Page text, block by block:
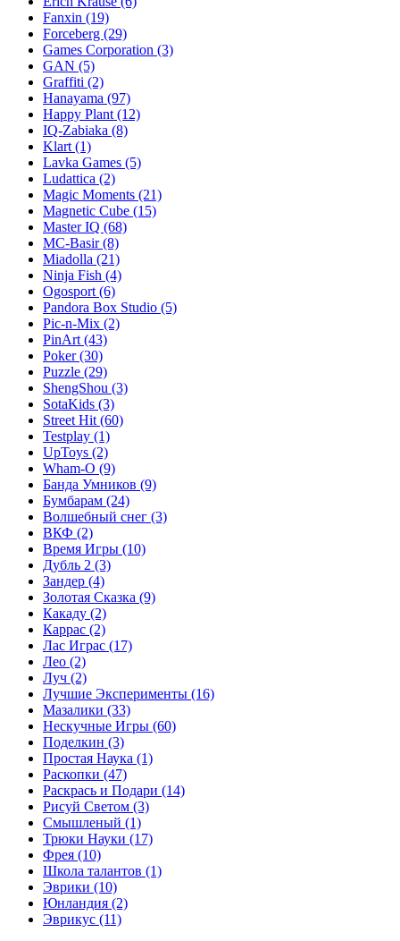
Fanxin (19)
Forceberg (29)
Games Corporation (3)
GAN (5)
Graffiti (2)
Hanayama (97)
Happy Plant (12)
IQ-Zabiaka (8)
Klart (1)
Lavka Games (5)
Ludattica (2)
Magic Moments (21)
Magnetic Cube (15)
Master IQ (68)
MC-Basir(8)
Miadolla (21)
Ninja Fish (4)
Ogosport (6)
Pandora Box Studio (5)
Pic-n-Mix (2)
PinArt (43)
Poker(30)
Puzzle (29)
ShengShou (3)
SotaKids (3)
Street Hit (60)
Testplay (1)
UpToys (2)
Wham-O (9)
Банда Умников (9)
Бумбарам (24)
Волшебный снег (3)
ВКФ (2)
Время Игры (10)
Дубль 2 (3)
Зандер (4)
Золотая Сказка (9)
Какаду (2)
Каррас (2)
Лас Играс (17)
Лео (2)
Луч (2)
Лучшие Эксперименты (16)
Мазалики (33)
Нескучные Игры (60)
Поделкин (3)
Простая Наука (1)
Раскопки (47)
Раскрась и Подари (14)
Рисуй Светом (3)
Смышленый (1)
Трюки Науки (17)
Фрея (10)
Школа талантов (1)
Эврики (10)
Юнландия (2)
Эврикус (11)